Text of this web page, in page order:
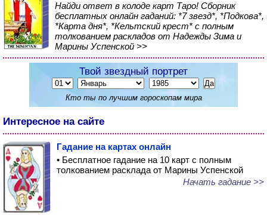
Найди ответ в колоде карт Таро! Сборник
бесплатных онлайн гаданий: *7 звезд*, *Подкова*,
*Карта дня*, *Кельтский крест* с полным
толкованием раскладов от Надежды Зима и
Марины Успенской >>
Твой звездный портрет
Кто ты по лучшим гороскопам мира
Интересное на сайте
Гадание на картах онлайн
• Бесплатное гадание на 10 карт с полным
толкованием расклада от Марины Успенской
Начать гадание >>